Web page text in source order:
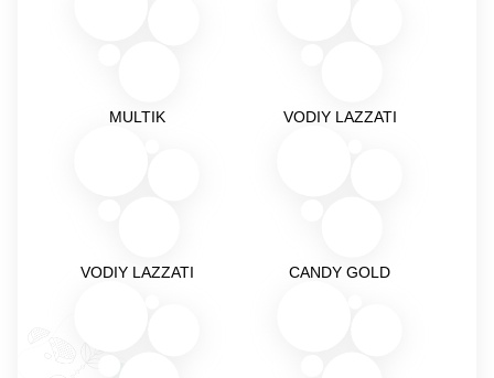
MULTIK VODIY LAZZATI
VODIY LAZZATI CANDY GOLD